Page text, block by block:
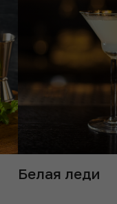
Белая леди